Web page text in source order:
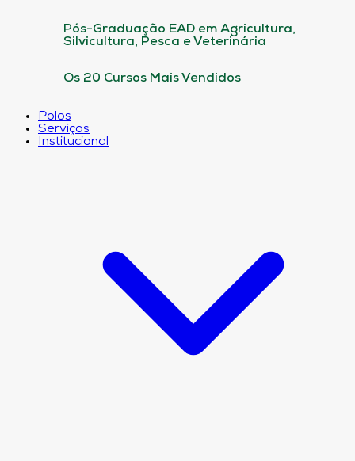
Pós-Graduação EAD em Agricultura,
Silvicultura, Pesca e Veterinária
Os 20 Cursos Mais Vendidos
Polos
Serviços
Institucional